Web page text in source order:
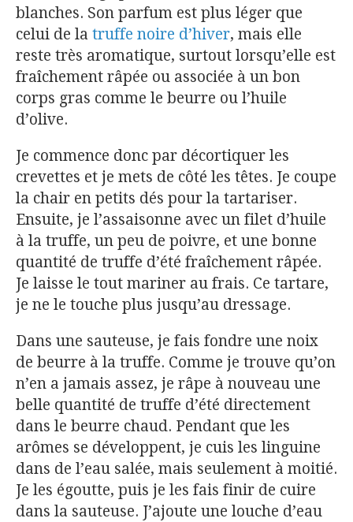
blanches. Son parfum est plus léger que
celui de la truffe noire d’hiver, mais elle
reste très aromatique, surtout lorsqu’elle est
fraîchement râpée ou associée à un bon
corps gras comme le beurre ou l’huile
d’olive.
Je commence donc par décortiquer les
crevettes et je mets de côté les têtes. Je coupe
la chair en petits dés pour la tartariser.
Ensuite, je l’assaisonne avec un filet d’huile
à la truffe, un peu de poivre, et une bonne
quantité de truffe d’été fraîchement râpée.
Je laisse le tout mariner au frais. Ce tartare,
je ne le touche plus jusqu’au dressage.
Dans une sauteuse, je fais fondre une noix
de beurre à la truffe. Comme je trouve qu’on
n’en a jamais assez, je râpe à nouveau une
belle quantité de truffe d’été directement
dans le beurre chaud. Pendant que les
arômes se développent, je cuis les linguine
dans de l’eau salée, mais seulement à moitié.
Je les égoutte, puis je les fais finir de cuire
dans la sauteuse. J’ajoute une louche d’eau